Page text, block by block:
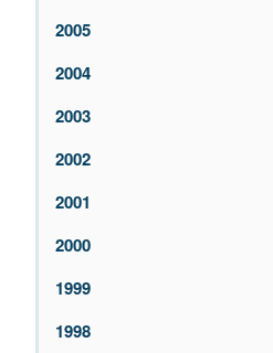
2005
2004
2003
2002
2001
2000
1999
1998